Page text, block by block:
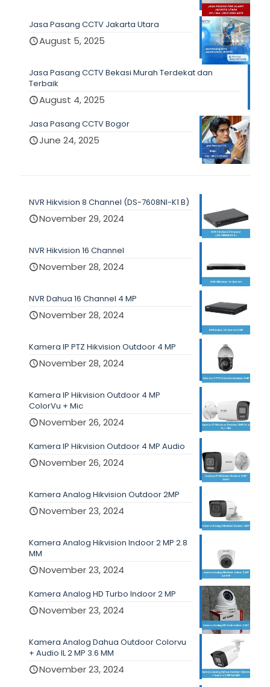
Jasa Pasang CCTV Jakarta Utara
August 5, 2025
Jasa Pasang CCTV Bekasi Murah Terdekat dan
Terbaik
August 4, 2025
Jasa Pasang CCTV Bogor
June 24, 2025
NVR Hikvision 8 Channel (DS-7608NI-K1 B)
November 29, 2024
NVR Hikvision 16 Channel
November 28, 2024
NVR Dahua 16 Channel 4 MP
November 28, 2024
Kamera IP PTZ Hikvision Outdoor 4 MP
November 28, 2024
Kamera IP Hikvision Outdoor 4 MP
ColorVu + Mic
November 26, 2024
Kamera IP Hikvision Outdoor 4 MP Audio
November 26, 2024
Kamera Analog Hikvision Outdoor 2MP
November 23, 2024
Kamera Analog Hikvision Indoor 2 MP 2.8
MM
November 23, 2024
Kamera Analog HD Turbo Indoor 2 MP
November 23, 2024
Kamera Analog Dahua Outdoor Colorvu
+ Audio IL 2 MP 3.6 MM
November 23, 2024